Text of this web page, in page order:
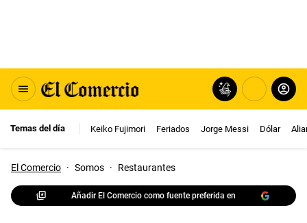
Temas del día Keiko Fujimori Feriados Jorge Messi Dólar
El Comercio · Somos · Restaurantes
Añadir El Comercio como fuente preferida en